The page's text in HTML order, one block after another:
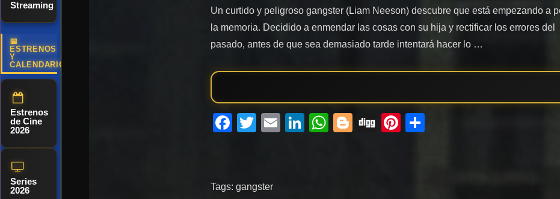
Streaming
📅
ESTRENOS
Y
CALENDARIO
Estrenos
de Cine
2026
Series
2026
Un curtido y peligroso gangster (Liam Neeson) descubre que está empezando a
la memoria. Decidido a enmendar las cosas con su hija y rectificar los errores del
pasado, antes de que sea demasiado tarde intentará hacer lo …
Facebook
Twitter
EmailLinkedIn
WhatsApp
Blogger
DiggPinterest
Tags:gangster